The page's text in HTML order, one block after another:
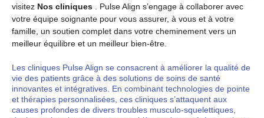
visitez Nos cliniques . Pulse Align s’engage à collaborer avec
votre équipe soignante pour vous assurer, à vous et à votre
famille, un soutien complet dans votre cheminement vers un
meilleur équilibre et un meilleur bien-être.
Les cliniques Pulse Align se consacrent à améliorer la qualité de
vie des patients grâce à des solutions de soins de santé
innovantes et intégratives. En combinant technologies de pointe
et thérapies personnalisées, ces cliniques s’attaquent aux
causes profondes de divers troubles musculo-squelettiques,